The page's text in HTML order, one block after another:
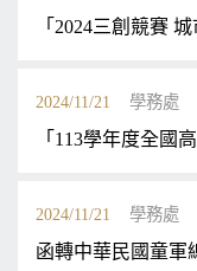
「2024三創競賽
2024/11/21 學務處
「113學年度全國
2024/11/21 學務處
函轉中華民國童軍